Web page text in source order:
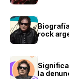
rock
la